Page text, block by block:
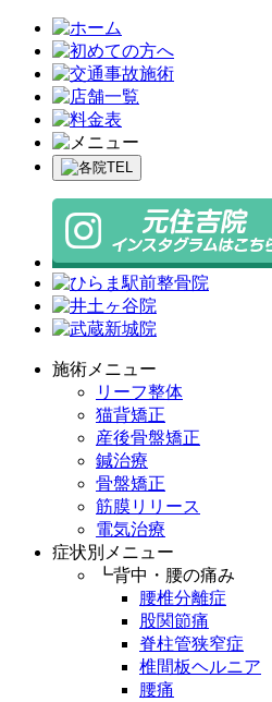
施術メニュー
リーフ整体
猫背矯正
産後骨盤矯正
鍼治療
骨盤矯正
筋膜リリース
電気治療
症状別メニュー
┗背中・腰の痛み
腰椎分離症
股関節痛
脊柱管狭窄症
椎間板ヘルニア
腰痛